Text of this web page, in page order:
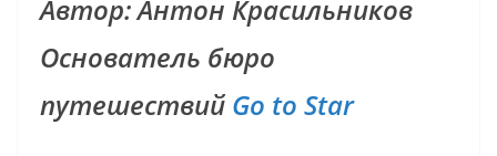
Автор: Антон Красильников
Основатель бюро
путешествий Go to Star